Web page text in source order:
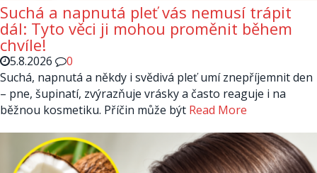
Suchá a napnutá pleť vás nemusí trápit
dál: Tyto věci ji mohou proměnit během
chvíle!
5.8.2026
0
Suchá, napnutá a někdy i svědivá pleť umí znepříjemnit den
– pne, šupinatí, zvýrazňuje vrásky a často reaguje i na
běžnou kosmetiku. Příčin může být Read More